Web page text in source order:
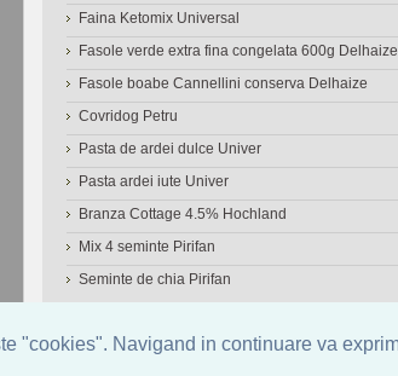
"cookies". Navigand in continuare va
Faina Ketomix Universal
Fasole verde extra fina congelata 600g
Fasole boabe Cannellini conserva Delhaize
Covridog Petru
Pasta de ardei dulce Univer
Pasta ardei iute Univer
Branza Cottage 4.5% Hochland
Mix 4 seminte Pirifan
Seminte de chia Pirifan
© 2006-2026 OneDen.com|Cautare avansata de